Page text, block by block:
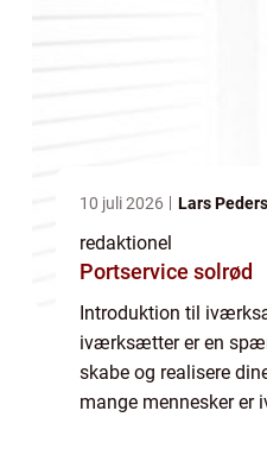
10 juli 2026 Lars
redaktionel
Portservice solrød
Introduktion til
iværksætter er en
skabe og realisere
mange mennesker